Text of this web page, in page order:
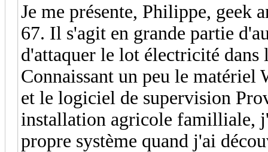
Je me présente, Philippe, geek
67. Il s'agit en grande partie
d'attaquer le lot électricité dans
Connaissant un peu le matériel
et le logiciel de supervision
installation agricole familliale,
propre système quand j'ai